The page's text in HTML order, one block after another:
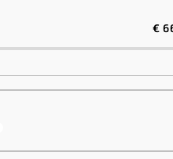
€